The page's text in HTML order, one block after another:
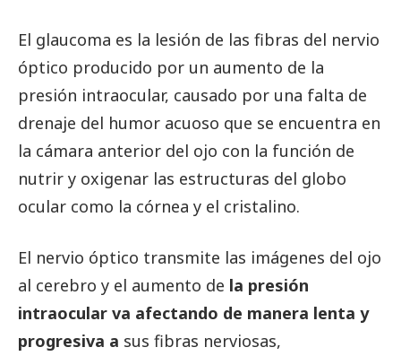
El glaucoma es la lesión de las fibras del nervio
óptico producido por un aumento de la
presión intraocular, causado por una falta de
drenaje del humor acuoso que se encuentra en
la cámara anterior del ojo con la función de
nutrir y oxigenar las estructuras del globo
ocular como la córnea y el cristalino.
El nervio óptico transmite las imágenes del ojo
al cerebro y el aumento de la presión
intraocular va afectando de manera lenta y
progresiva a sus fibras nerviosas,